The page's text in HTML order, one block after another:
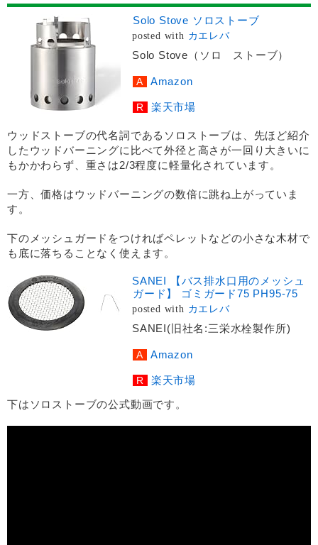
Solo Stove ソロストーブ
posted with カエレバ
Solo Stove（ソロ ストーブ）
Amazon
楽天市場
ウッドストーブの代名詞であるソロストーブは、先ほど紹介
したウッドバーニングに比べて外径と高さが一回り大きいに
もかかわらず、重さは2/3程度に軽量化されています。
一方、価格はウッドバーニングの数倍に跳ね上がっていま
す。
下のメッシュガードをつければペレットなどの小さな木材で
も底に落ちることなく使えます。
SANEI 【バス排水口用のメッシュ
ガード】 ゴミガード75 PH95-75
posted with カエレバ
SANEI(旧社名:三栄水栓製作所)
Amazon
楽天市場
下はソロストーブの公式動画です。